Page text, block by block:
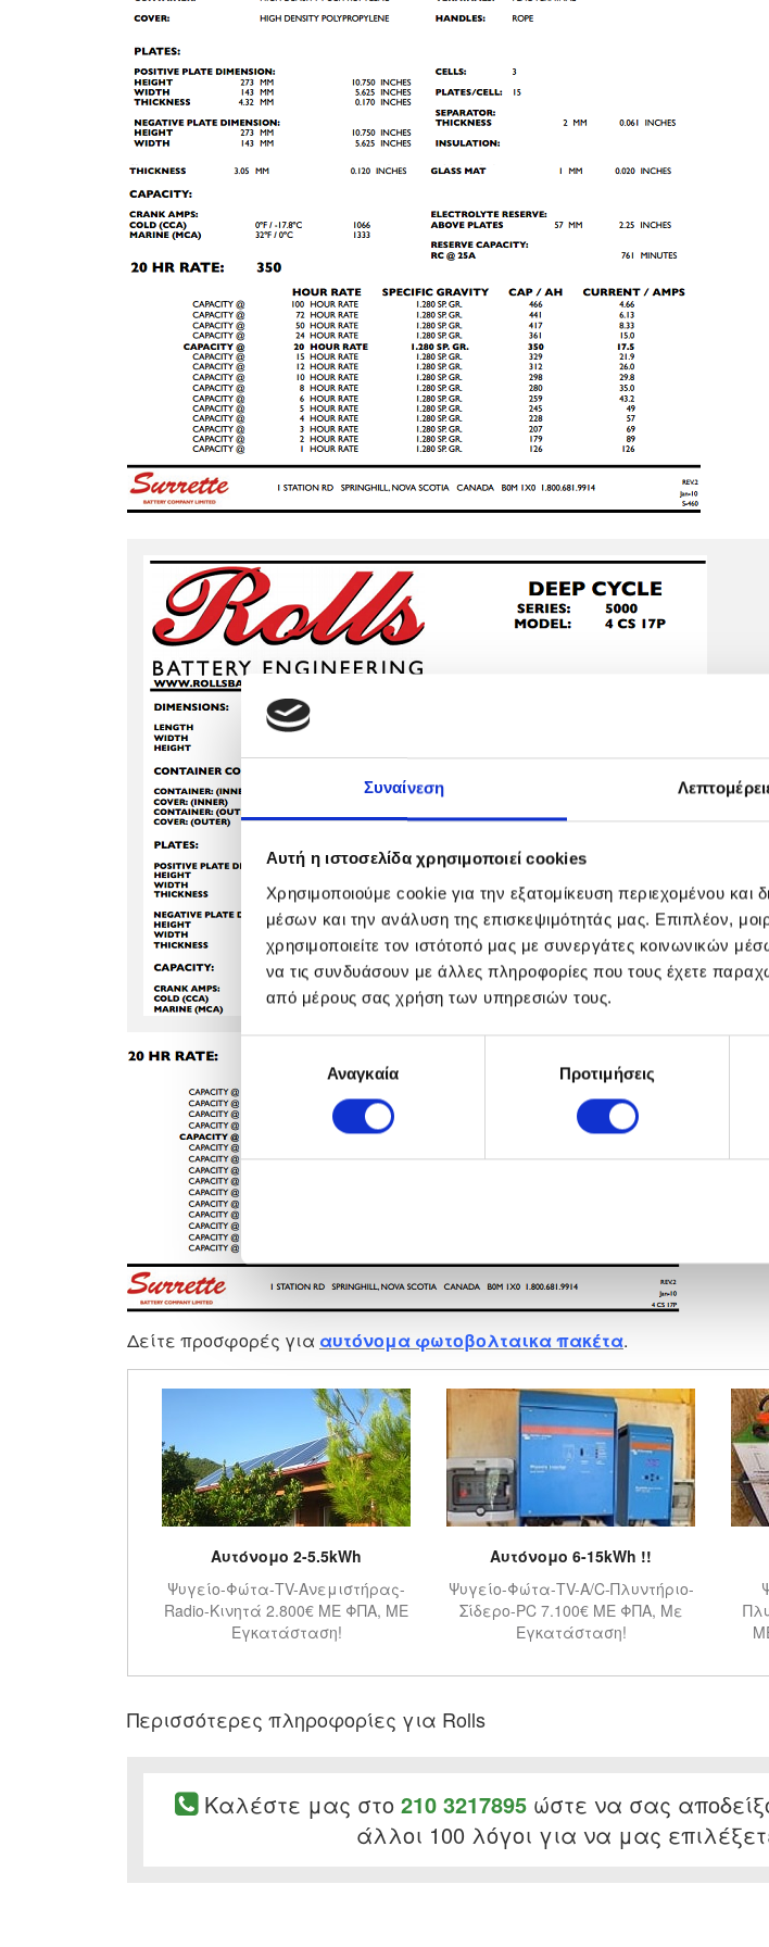
Συναίνεση
Αυτή η ιστοσελίδα χρησιμοποιεί cookies
Χρησιμοποιούμε cookie για την εξατομίκευση περιεχομένου
μέσων και την ανάλυση της επισκεψιμότητάς μας. Επιπλέον,
χρησιμοποιείτε τον ιστότοπό μας με συνεργάτες κοινωνικών
να τις συνδυάσουν με άλλες πληροφορίες που τους έχετε
από μέρους σας χρήση των υπηρεσιών τους.
συγκατάθεσηςΑναγκαία Προτιμήσεις
Δείτε προσφορές για αυτόνομα φωτοβολταικα πακέτα.
Αυτόνομο 2-5.5kWh
Ψυγείο-Φώτα-TV-Ανεμιστήρας-
Radio-Κινητά 2.800€ ME ΦΠΑ, ΜΕ
Εγκατάσταση!
Αυτόνομο 6-15kWh !!
Ψυγείο-Φώτα-TV-A/C-Πλυντήριο-
Σίδερο-PC 7.100€ ΜΕ ΦΠΑ, Με
Εγκατάσταση!
Περισσότερες πληροφορίες για Rolls
Καλέστε μας στο210 3217895 ώστε να σας
άλλοι 100 λόγοι για να μας